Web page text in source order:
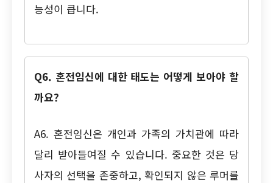
능성이 큽니다.
Q6. 혼전임신에 대한 태도는 어떻게 보아야 할
까요?
A6. 혼전임신은 개인과 가족의 가치관에 따라
달리 받아들여질 수 있습니다. 중요한 것은 당
사자의 선택을 존중하고, 확인되지 않은 루머를